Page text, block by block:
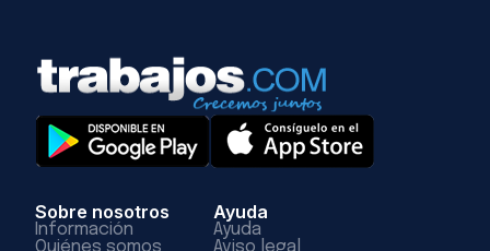
Sobre nosotros
Información
Quiénes somos
Ayuda
Ayuda
Aviso legal